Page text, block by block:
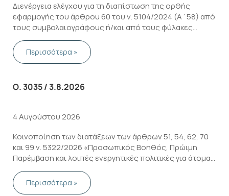
Διενέργεια ελέγχου για τη διαπίστωση της ορθής
εφαρμογής του άρθρου 60 του ν. 5104/2024 (Α΄58) από
τους συμβολαιογράφους ή/και από τους φύλακες
μεταγραφών/προϊσταμένους κτηματολογικών
γραφείων, για το έτος 2025.
Περισσότερα »
Ο. 3035 / 3.8.2026
4 Αυγούστου 2026
Κοινοποίηση των διατάξεων των άρθρων 51, 54, 62, 70
και 99 ν. 5322/2026 «Προσωπικός Βοηθός, Πρώιμη
Παρέμβαση και λοιπές ενεργητικές πολιτικές για άτομα
με αναπηρία, ρυθμίσεις στεγαστικής πολιτικής –
Ρύθμιση για τις συντάξεις χηρείας και άλλες διατάξεις.»
(Α΄117/24-07-2026).
Περισσότερα »